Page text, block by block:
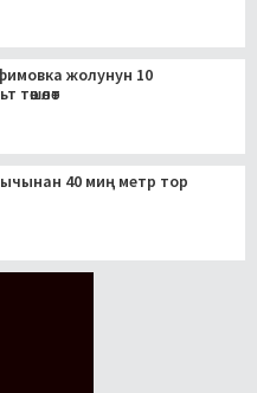
жолунун 10
40 миң метр тор